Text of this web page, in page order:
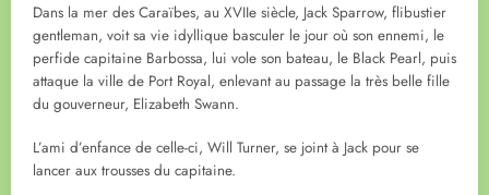
Dans la mer des Caraïbes, au XVIIe siècle, Jack Sparrow, flibustier
gentleman, voit sa vie idyllique basculer le jour où son ennemi, le
perfide capitaine Barbossa, lui vole son bateau, le Black Pearl, puis
attaque la ville de Port Royal, enlevant au passage la très belle fille
du gouverneur, Elizabeth Swann.
L’ami d’enfance de celle-ci, Will Turner, se joint à Jack pour se
lancer aux trousses du capitaine.